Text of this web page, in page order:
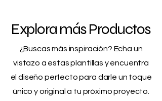
Explora más Productos
¿Buscas más inspiración? Echa un
vistazo a estas plantillas y encuentra
el diseño perfecto para darle un toque
único y original a tu próximo proyecto.